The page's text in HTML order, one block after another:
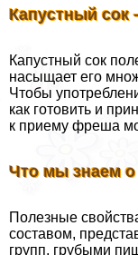
Капустный сок
Капустный сок
насыщает его
Чтобы
как готовить и
к приему фреша
Что мы знаем о
Полезные
составом,
групп, грубыми